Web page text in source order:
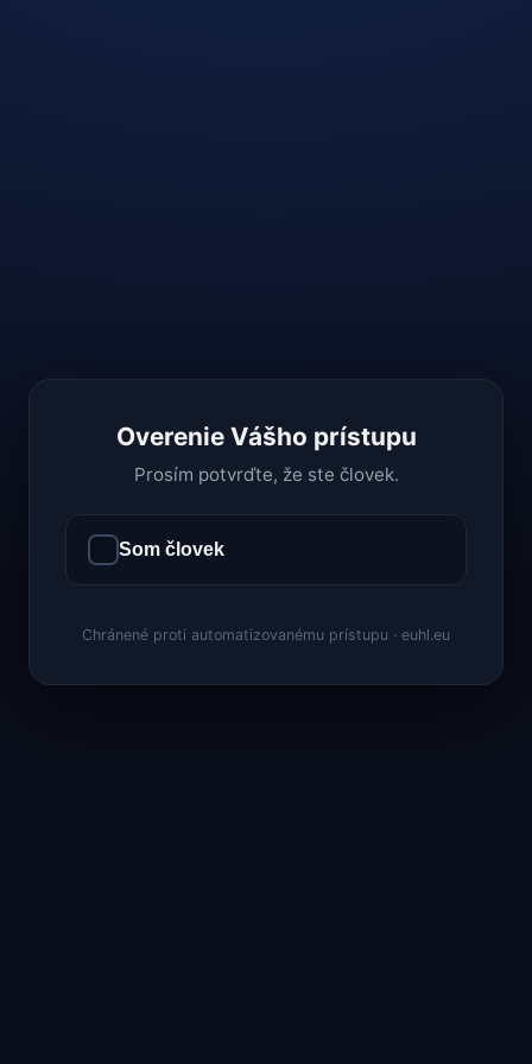
Overenie Vášho prístupu
Prosím potvrďte, že ste človek.
Som človek
Chránené proti automatizovanému prístupu · euhl.eu